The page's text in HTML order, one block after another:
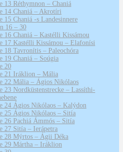
13 Réthymnon – Chaniá
14 Chaniá – Akrotíri
15 Chaniá -s Landesinnere
16 – 30
16 Chaniá – Kastélli Kissámou
17 Kastélli Kissámou – Elafonísi
18 Tavronítis – Paleochóra
19 Chaniá – Soúgia
20
21 Iráklion – Mália
22 Mália – Ágios Nikólaos
23 Nordküstenstrecke – Lassíthi-
24 Ágios Nikólaos – Kalýdon
25 Ágios Nikólaos – Sitía
26 Pachiá Ámmós – Sitía
27 Sitía – Ierápetra
28 Mýrtos – Ágii Déka
29 Mártha – Iráklion